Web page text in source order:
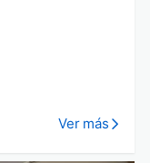
Ver más